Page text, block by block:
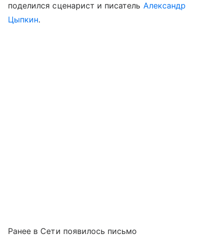
поделился сценарист и писатель Александр
Цыпкин.
Ранее в Сети появилось письмо